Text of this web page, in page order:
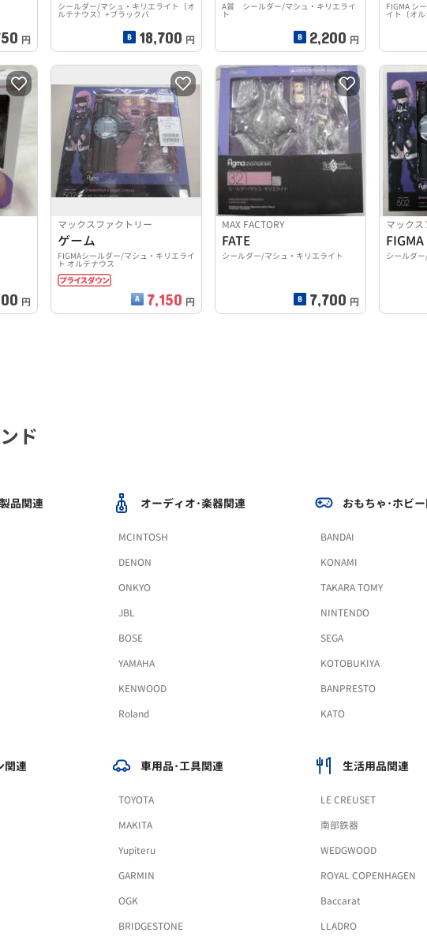
円
シールダー/マシュ・キリエライト〔オ
ルテナウス〕+ブラックバ
18,700 円
A賞 シールダー/マシュ・キリエライ
ト
2,200 円
FIGMA シ
イト〔オル
円
マックスファクトリー
ゲーム
FIGMAシールダー/マシュ・キリエライ
ト オルテナウス
7,150 円
MAX FACTORY
FATE
シールダー/マシュ・キリエライト
7,700 円
マックス
シールダ
ド
品関連 オーディオ･楽器関連
MCINTOSH
DENON
ONKYO
JBL
BOSE
YAMAHA
KENWOOD
Roland
おもちゃ･ホビ
BANDAI
KONAMI
TAKARA TOMY
NINTENDO
SEGA
KOTOBUKIYA
BANPRESTO
KATO
関連 車用品･工具関連
TOYOTA
MAKITA
Yupiteru
GARMIN
OGK
BRIDGESTONE
生活用品関連
LE CREUSET
南部鉄器
WEDGWOOD
ROYAL COPENHAGEN
Baccarat
LLADRO